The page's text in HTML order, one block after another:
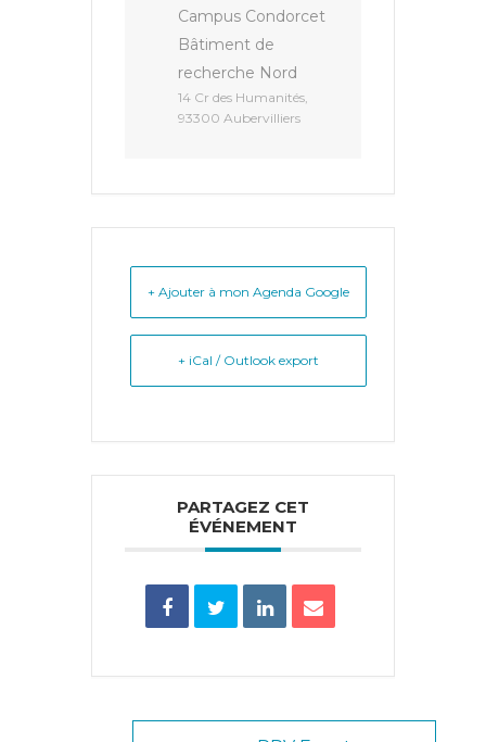
Campus Condorcet
Bâtiment de
recherche Nord
14 Cr des Humanités,
93300 Aubervilliers
+ Ajouter à mon Agenda Google
+ iCal / Outlook export
PARTAGEZ CET
ÉVÉNEMENT